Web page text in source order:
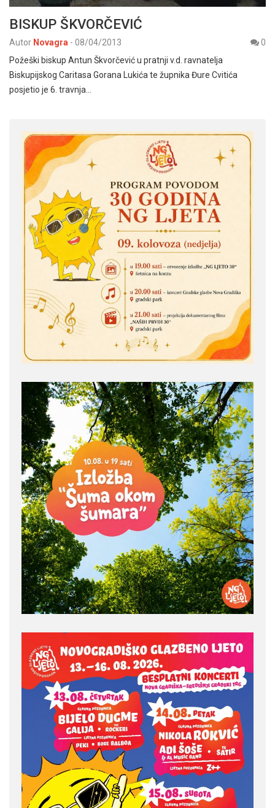
BISKUP ŠKVORČEVIĆ
Autor Novagra - 08/04/2013
0
Požeški biskup Antun Škvorčević u pratnji v.d. ravnatelja
Biskupijskog Caritasa Gorana Lukića te župnika Đure Cvitića
posjetio je 6. travnja…